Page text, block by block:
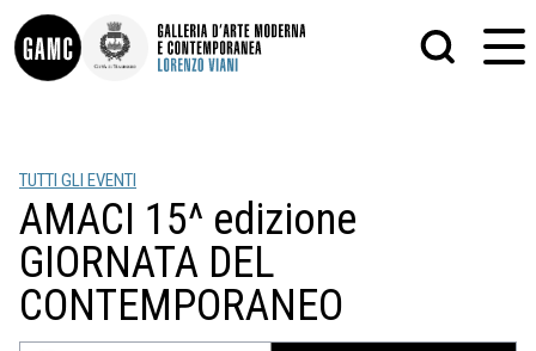
INFO
CONTATTI
DIDATTICA
SHOP
LE COLLEZIONI
GLI AUTORI
LORENZO VIANI
SCULTURA
STAMPA
MATRICI XILOGRAFICHE
FOTOGRAFIA
TUTTI GLI EVENTI
AMACI 15^ edizione
GIORNATA DEL
CONTEMPORANEO